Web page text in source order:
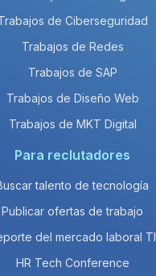
de Ciberseguridad
Trabajos de Redes
Trabajos de SAP
Trabajos de Diseño Web
Trabajos de MKT Digital
Para reclutadores
talento de tecnología
Publicar ofertas de trabajo
del mercado laboral TI
HR Tech Conference